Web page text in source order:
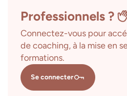
Professionnels ?
Connectez-vous pour
de coaching, à la mise en
formations.
Se connecter